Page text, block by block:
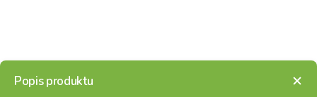
Popis produktu